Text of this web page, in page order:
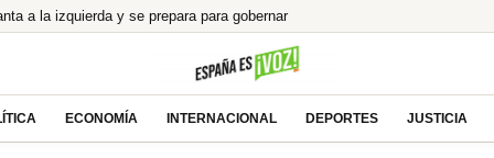
a la izquierda y se prepara para gobernar
a Ayuso por el ático de lujo en Chamberí
el eclipse total en directo
y menos si uno es de ahí»
ECONOMÍA INTERNACIONAL DEPORTES JUSTICIA